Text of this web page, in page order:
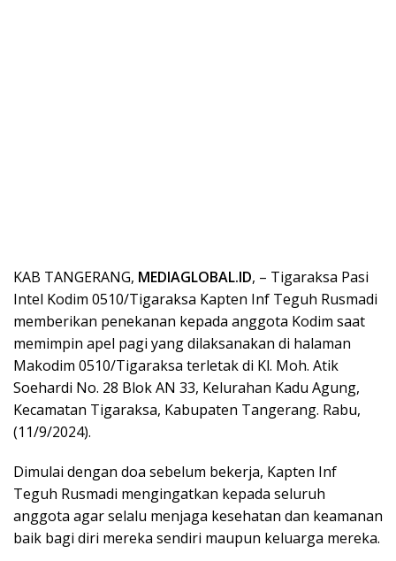
KAB TANGERANG, MEDIAGLOBAL.ID, – Tigaraksa Pasi
Intel Kodim 0510/Tigaraksa Kapten Inf Teguh Rusmadi
memberikan penekanan kepada anggota Kodim saat
memimpin apel pagi yang dilaksanakan di halaman
Makodim 0510/Tigaraksa terletak di Kl. Moh. Atik
Soehardi No. 28 Blok AN 33, Kelurahan Kadu Agung,
Kecamatan Tigaraksa, Kabupaten Tangerang. Rabu,
(11/9/2024).
Dimulai dengan doa sebelum bekerja, Kapten Inf
Teguh Rusmadi mengingatkan kepada seluruh
anggota agar selalu menjaga kesehatan dan keamanan
baik bagi diri mereka sendiri maupun keluarga mereka.